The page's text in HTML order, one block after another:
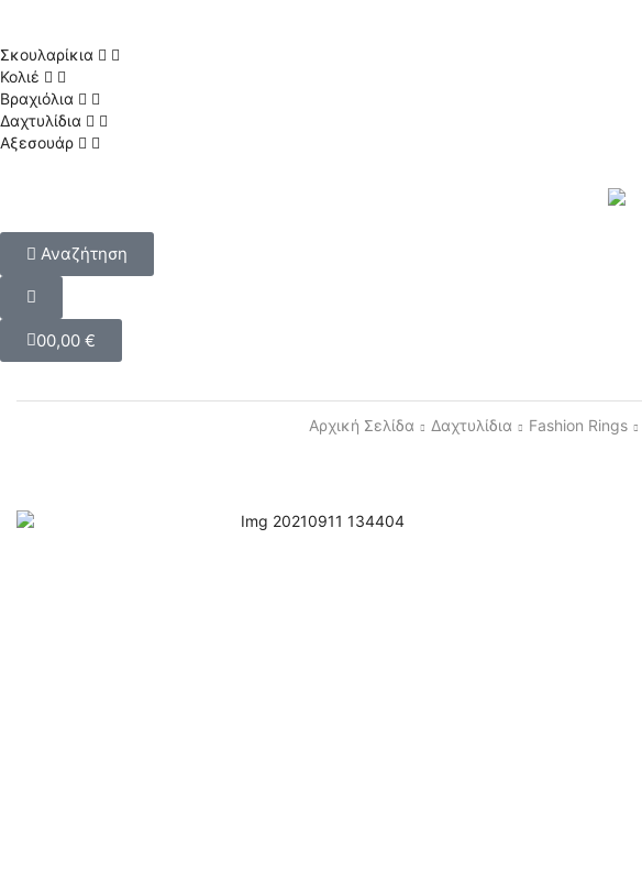
Σκουλαρίκια
Κολιέ
Βραχιόλια
Δαχτυλίδια
Αξεσουάρ
Αναζήτηση
00,00 €
Αρχική Σελίδα Δαχτυλίδια Fashion Rings